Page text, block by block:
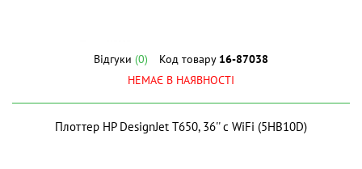
Відгуки (0) Код товару 16-87038
НЕМАЄ В НАЯВНОСТІ
Плоттер HP DesignJet T650, 36'' c WiFi (5HB10D)